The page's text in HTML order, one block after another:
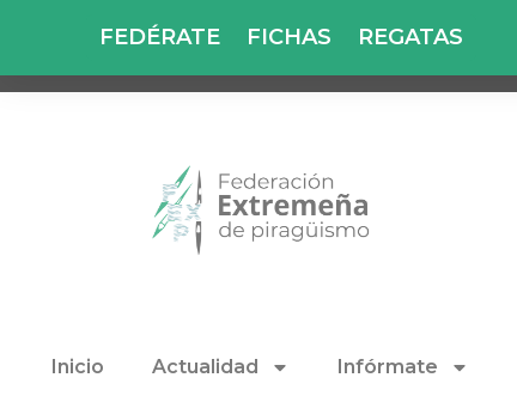
FEDÉRATE FICHAS REGATAS
Inicio Actualidad Infórmate